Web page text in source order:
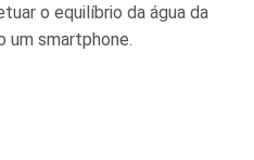
o equilíbrio da água da
um smartphone.